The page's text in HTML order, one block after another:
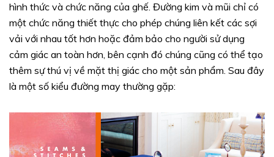
hình thức và chức năng của ghế. Đường kim và mũi chỉ có
một chức năng thiết thực cho phép chúng liên kết các sợi
vải với nhau tốt hơn hoặc đảm bảo cho người sử dụng
cảm giác an toàn hơn, bên cạnh đó chúng cũng có thể tạo
thêm sự thú vị về mặt thị giác cho một sản phẩm. Sau đây
là một số kiểu đường may thường gặp: